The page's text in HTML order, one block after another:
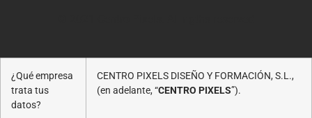
¿Qué empresa
trata tus
datos?
CENTRO PIXELS DISEÑO Y FORMACIÓN, S.L.,
(en adelante, “CENTRO PIXELS”).